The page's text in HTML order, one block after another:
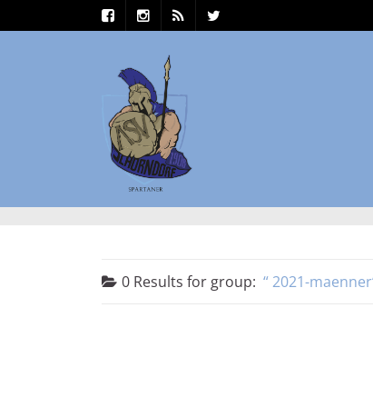
0 Results for group: 2021-maenner